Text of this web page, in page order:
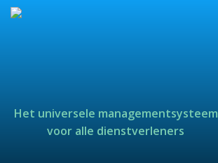
Het universele managementsysteem
voor alle dienstverleners